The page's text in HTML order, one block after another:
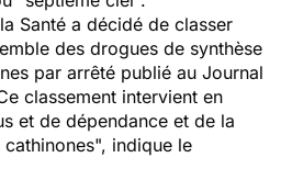
Santé a décidé de classer
des drogues de synthèse
par arrêté publié au Journal
classement intervient en
et de dépendance et de la
indique le